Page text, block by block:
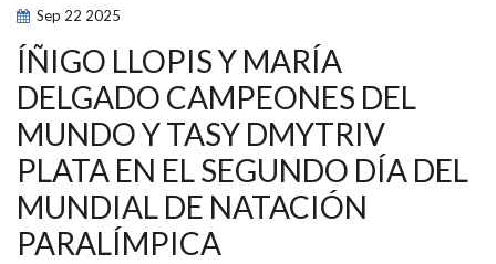
RELEVO
4X100
Y
UN
BRONCE
PARA
MARTA
FERNÁNDEZ
LA
CUARTA
JORNADA
DEL
Sep 22 2025
ÍÑIGO LLOPIS Y MARÍA
DELGADO CAMPEONES DEL
MUNDO Y TASY DMYTRIV
PLATA EN EL SEGUNDO DÍA DEL
MUNDIAL DE NATACIÓN
PARALÍMPICA